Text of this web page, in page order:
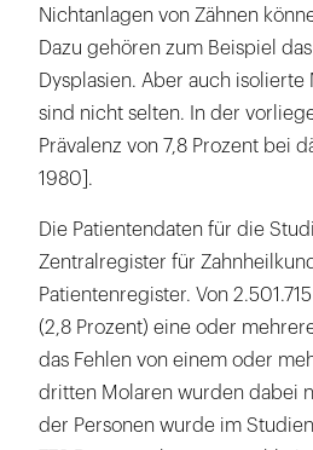
Nichtanlagen von Zähnen
Dazu gehören zum Beispiel
Dysplasien. Aber auch
sind nicht selten. In der
Prävalenz von 7,8 Prozent bei
1980].
Die Patientendaten für die
Zentralregister für
Patientenregister. Von
(2,8 Prozent) eine oder
das Fehlen von einem oder
dritten Molaren wurden dabei
der Personen wurde im